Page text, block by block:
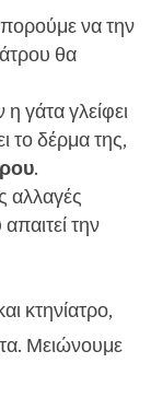
να την
θα
γάτα γλείφει
το δέρμα της,
.
αλλαγές
την
κτηνίατρο,
Μειώνουμε